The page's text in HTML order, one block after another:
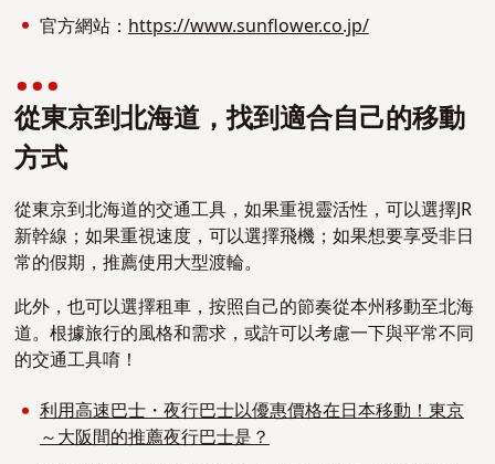
官方網站： https://www.sunflower.co.jp/
從東京到北海道，找到適合自己的移動
方式
從東京到北海道的交通工具，如果重視靈活性，可以選擇JR
新幹線；如果重視速度，可以選擇飛機；如果想要享受非日
常的假期，推薦使用大型渡輪。
此外，也可以選擇租車，按照自己的節奏從本州移動至北海
道。根據旅行的風格和需求，或許可以考慮一下與平常不同
的交通工具唷！
利用高速巴士・夜行巴士以優惠價格在日本移動！東京
～大阪間的推薦夜行巴士是？